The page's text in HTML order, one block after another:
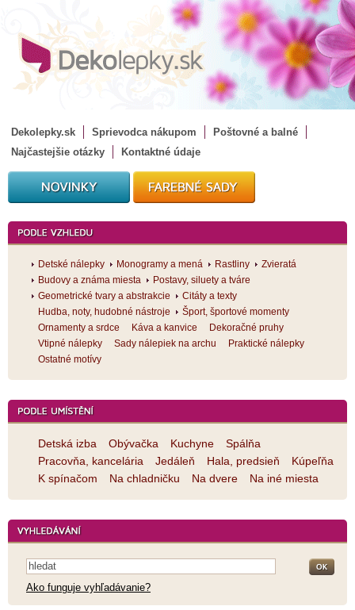
Dekolepky.sk Sprievodca nákupom
Poštovné a balné
Najčastejšie otázky
Kontaktné údaje
Detské nálepky Monogramy a mená Rastliny
Zvieratá
Budovy a známa miesta
Postavy, siluety a tváre
Geometrické tvary a abstrakcie
Citáty a texty
Hudba, noty, hudobné nástroje
Šport, športové momenty
Ornamenty a srdce
Káva a kanvice
Dekoračné pruhy
Vtipné nálepky
Sady nálepiek na archu
Praktické nálepky
Ostatné motívy
Detská izba Obývačka Kuchyne
Spálňa
Pracovňa, kancelária
Jedáleň Hala, predsieň
Kúpeľňa
K spínačom
Na chladničku Na dvere Na iné miesta
Ako funguje vyhľadávanie?